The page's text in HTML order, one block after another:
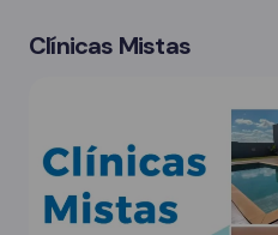
Clínicas Mistas